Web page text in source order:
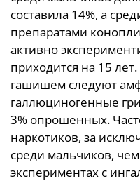
составила 14%, а
препаратами
активно
приходится на 15
гашишем следуют
галлюциногенные
3% опрошенных.
наркотиков, за
среди мальчиков,
экспериментах с